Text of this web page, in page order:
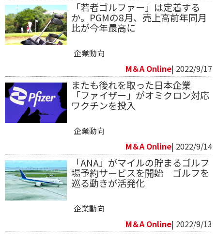
「若者ゴルファー」は定着する
か。PGMの8月、売上高前年同月
比が今年最高に
企業動向
M＆A Online| 2022/9/17
またも後れを取った日本企業
「ファイザー」がオミクロン対応
ワクチンを投入
企業動向
M＆A Online| 2022/9/14
「ANA」がマイルの貯まるゴルフ
場予約サービスを開始 ゴルフを
巡る動きが活発化
企業動向
M＆A Online| 2022/9/13